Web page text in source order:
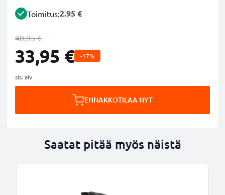
Toimitus:2.95 €
40,95 €
33,95 € -17%
sis. alv
ENNAKKOTILAA NYT
Saatat pitää myös näistä